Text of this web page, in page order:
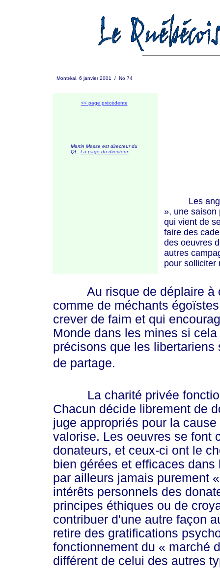
Montréal, 6 janvier 2001 / No 74
<< page précédente
Martin Masse est directeur du
QL. L a page du directeur.
Les
», une saison
qui vient de
faire des
des oeuvres
autres
pour solliciter
Au risque de déplaire à
comme de méchants
crever de faim et qui
Monde dans les mines si
précisons que les
de partage.
La charité privée
Chacun décide librement de
juge appropriés pour la
valorise. Les oeuvres se font
donateurs, et ceux-ci ont le
bien gérées et efficaces
par ailleurs jamais purement
intérêts personnels des
principes éthiques ou de
contribuer d'une autre façon
retire des gratifications
fonctionnement du « marché
différent de celui des autres